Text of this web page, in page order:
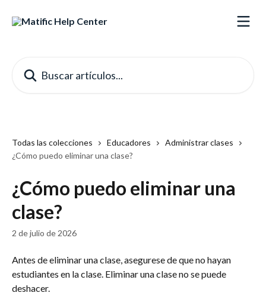
Todas las colecciones Educadores
Administrar clases
¿Cómo puedo eliminar una clase?
¿Cómo puedo eliminar una
clase?
2 de julio de 2026
Antes de eliminar una clase, asegurese de que no hayan
estudiantes en la clase. Eliminar una clase no se puede
deshacer.